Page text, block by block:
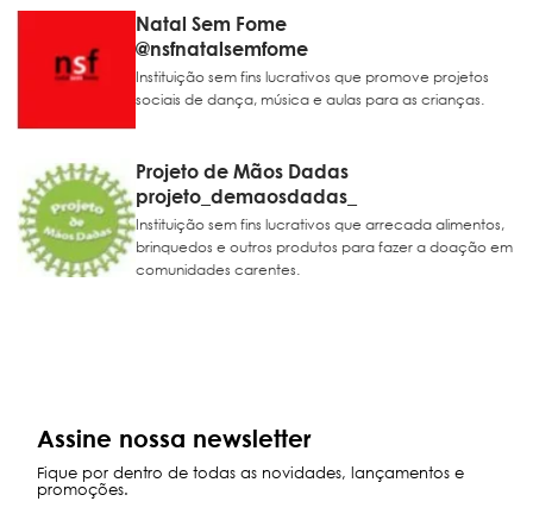
Natal Sem Fome
@nsfnatalsemfome
Instituição sem fins lucrativos que promove projetos
sociais de dança, música e aulas para as crianças.
Projeto de Mãos Dadas
projeto_demaosdadas_
Instituição sem fins lucrativos que arrecada alimentos,
brinquedos e outros produtos para fazer a doação em
comunidades carentes.
Assine nossa newsletter
Fique por dentro de todas as novidades, lançamentos e
promoções.